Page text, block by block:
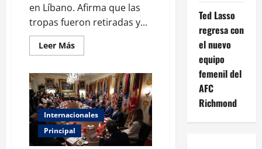
en Líbano. Afirma que las
tropas fueron retiradas y...
Leer MásLeer
más
Trump
asegura
que
Israel
y
Hezbolá
acordaron
detener
las
Internacionales
Principal
Ted Lasso
regresa con
el nuevo
equipo
femenil del
AFC
Richmond